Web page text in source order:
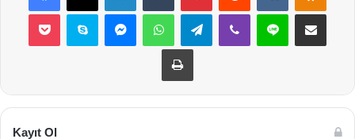
Pocket Skype MessengerWhatsAppTelegramViber Line E-Posta ile
Yazdır
Kayıt Ol